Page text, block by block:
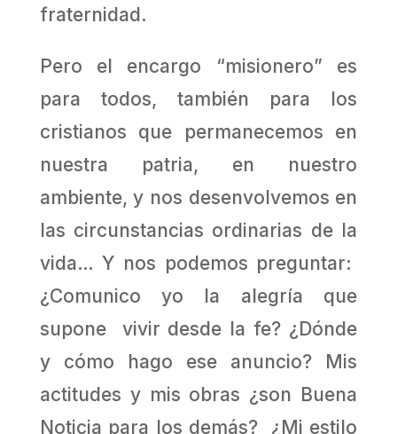
fraternidad.
Pero el encargo “misionero” es
para todos, también para los
cristianos que permanecemos en
nuestra patria, en nuestro
ambiente, y nos desenvolvemos en
las circunstancias ordinarias de la
vida… Y nos podemos preguntar:
¿Comunico yo la alegría que
supone vivir desde la fe? ¿Dónde
y cómo hago ese anuncio? Mis
actitudes y mis obras ¿son Buena
Noticia para los demás? ¿Mi estilo